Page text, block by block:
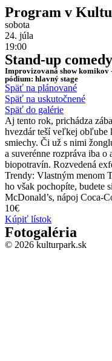
Program v
sobota
24. júla
19:00
Stand-up comedy
Improvizovaná show komikov
pódium: hlavný stage
Späť na plánované
Späť na uskutočnené
Späť do galérie
Aj tento rok, prichádza
hvezdár teší veľkej obľube
smiechy. Či už s nimi
a suverénne rozpráva iba
biopotravín. Rozvedená
Trendy: Vlastným menom
ho však pochopíte, budete
McDonald’s, nápoj Coca-
10€
Kúpiť lístok
Fotogaléria
© 2026 kulturpark.sk